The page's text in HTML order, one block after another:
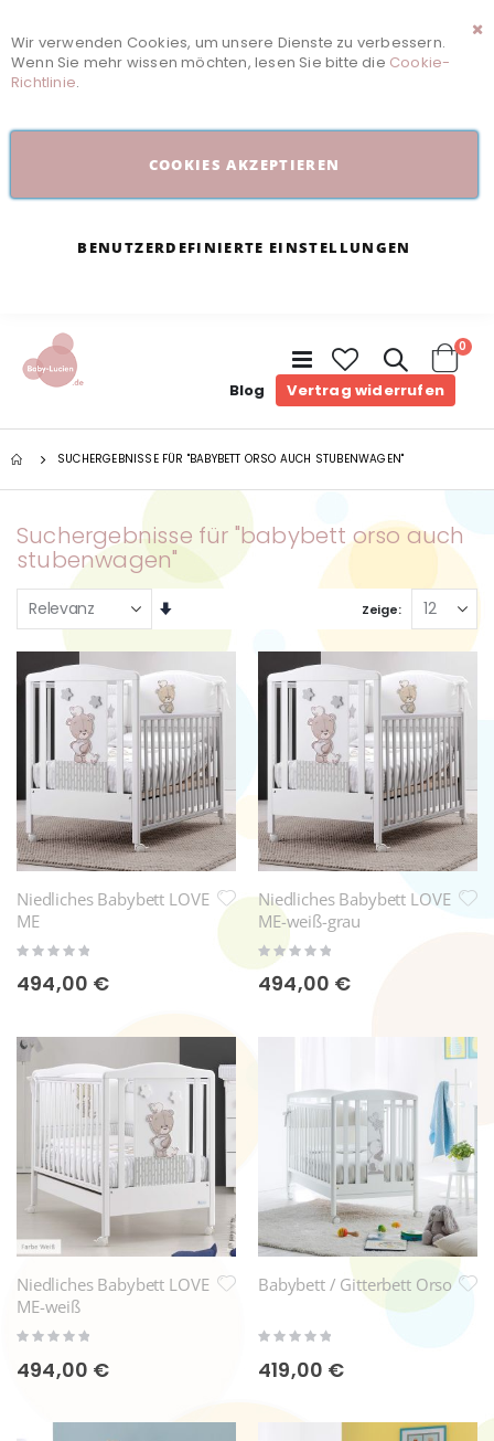
Wir verwenden Cookies, um unsere Dienste zu verbessern.
Wenn Sie mehr wissen möchten, lesen Sie bitte die Cookie-
Richtlinie.
COOKIES AKZEPTIEREN
BENUTZERDEFINIERTE EINSTELLUNGEN
Navigation
umschalten
Blog Vertrag widerrufenCart
0
SUCHERGEBNISSE FÜR "BABYBETT ORSO AUCH STUBENWAGEN"
Suchergebnisse für "babybett orso auch
stubenwagen"
Aufsteigend
sortieren
Zeige
Niedliches Babybett LOVE
ME
Rating:
494,00 €
Niedliches Babybett LOVE
ME-weiß-grau
Rating:
0%
494,00 €
Niedliches Babybett LOVE
ME-weiß
Rating:
494,00 €
Babybett / Gitterbett Orso
Rating:
419,00 €